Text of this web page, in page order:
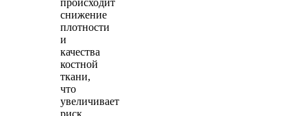
снижение
плотности
и
качества
костной
ткани,
что
увеличивает
риск